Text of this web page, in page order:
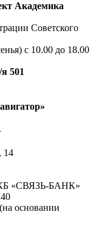
Академика
Советского
с 10.00 до 18.00
501
14
«СВЯЗЬ-БАНК»
основании